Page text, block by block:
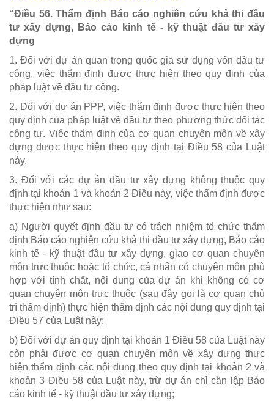
“Điều 56. Thẩm định Báo cáo nghiên cứu khả thi đầu
tư xây dựng, Báo cáo kinh tế - kỹ thuật đầu tư xây
dựng
1. Đối với dự án quan trọng quốc gia sử dụng vốn đầu tư
công, việc thẩm định được thực hiện theo quy định của
pháp luật về đầu tư công.
2. Đối với dự án PPP, việc thẩm định được thực hiện theo
quy định của pháp luật về đầu tư theo phương thức đối tác
công tư. Việc thẩm định của cơ quan chuyên môn về xây
dựng được thực hiện theo quy định tại Điều 58 của Luật
này.
3. Đối với các dự án đầu tư xây dựng không thuộc quy
định tại khoản 1 và khoản 2 Điều này, việc thẩm định được
thực hiện như sau:
a) Người quyết định đầu tư có trách nhiệm tổ chức thẩm
định Báo cáo nghiên cứu khả thi đầu tư xây dựng, Báo cáo
kinh tế - kỹ thuật đầu tư xây dựng, giao cơ quan chuyên
môn trực thuộc hoặc tổ chức, cá nhân có chuyên môn phù
hợp với tính chất, nội dung của dự án khi không có cơ
quan chuyên môn trực thuộc (sau đây gọi là cơ quan chủ
trì thẩm định) thực hiện thẩm định các nội dung quy định tại
Điều 57 của Luật này;
b) Đối với dự án quy định tại khoản 1 Điều 58 của Luật này
còn phải được cơ quan chuyên môn về xây dựng thực
hiện thẩm định các nội dung theo quy định tại khoản 2 và
khoản 3 Điều 58 của Luật này, trừ dự án chỉ cần lập Báo
cáo kinh tế - kỹ thuật đầu tư xây dựng;